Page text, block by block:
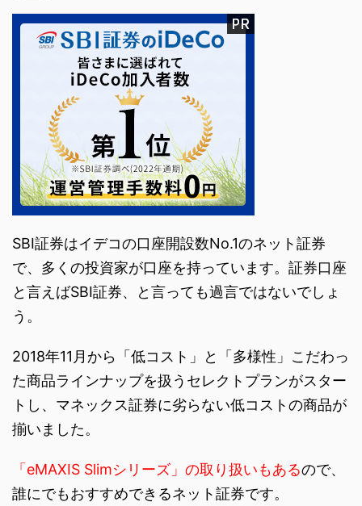
SBI証券はイデコの口座開設数No.1のネット証券
で、多くの投資家が口座を持っています。証券口座
と言えばSBI証券、と言っても過言ではないでしょ
う。
2018年11月から「低コスト」と「多様性」こだわっ
た商品ラインナップを扱うセレクトプランがスター
トし、マネックス証券に劣らない低コストの商品が
揃いました。
「eMAXIS Slimシリーズ」の取り扱いもあるので、
誰にでもおすすめできるネット証券です。